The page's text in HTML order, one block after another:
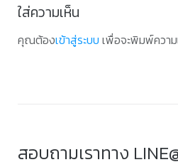
ใส่ความเห็น
คุณต้องเข้าสู่ระบบ เพื่อจะพิมพ์ความ
สอบถามเราทาง